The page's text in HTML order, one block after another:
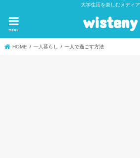
大学生活を楽しむメディア
wisteny
menu
HOME 一人暮らし 一人で過ごす方法